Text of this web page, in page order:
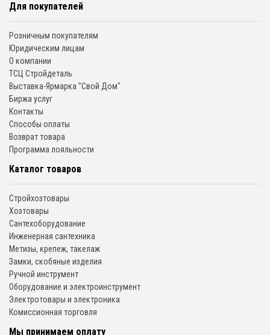
Для покупателей
Розничным покупателям
Юридическим лицам
О компании
ТСЦ Стройдеталь
Выставка-Ярмарка "Свой Дом"
Биржа услуг
Контакты
Способы оплаты
Возврат товара
Программа лояльности
Каталог товаров
Стройхозтовары
Хозтовары
Сантехоборудование
Инженерная сантехника
Метизы, крепеж, такелаж
Замки, скобяные изделия
Ручной инструмент
Оборудование и электроинструмент
Электротовары и электроника
Комиссионная торговля
Мы принимаем оплату